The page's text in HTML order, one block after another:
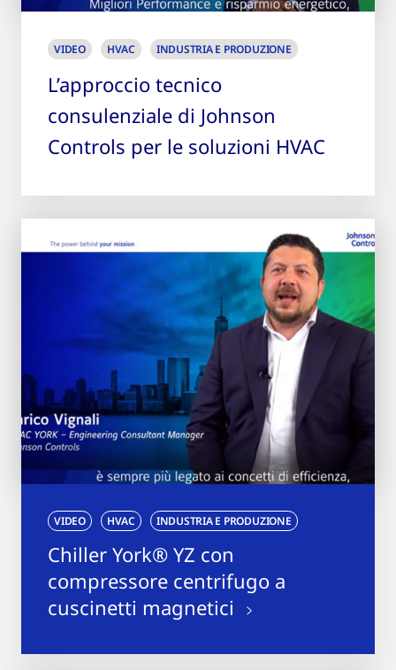
VIDEO HVAC INDUSTRIA E PRODUZIONE
L’approccio tecnico
consulenziale di Johnson
Controls per le soluzioni HVAC
VIDEO HVAC INDUSTRIA E PRODUZIONE
Chiller York® YZ con
compressore centrifugo a
cuscinetti magnetici